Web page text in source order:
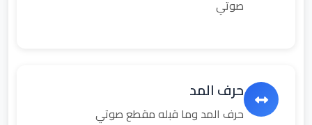
صوتي
حرف المد
حرف المد وما قبله مقطع صوتي